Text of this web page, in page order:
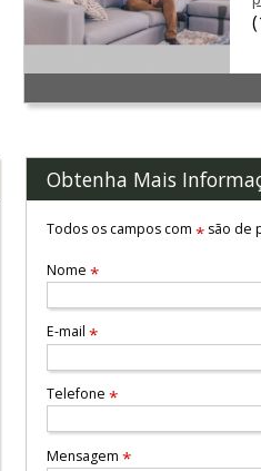
Obtenha Mais
Todos os campos com *são de
Nome *
E-mail *
Telefone *
Mensagem *